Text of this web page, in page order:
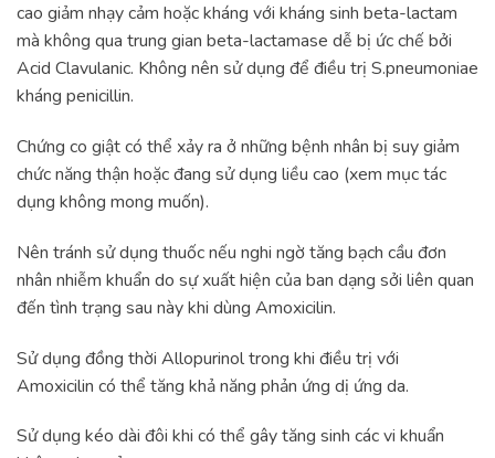
cao giảm nhạy cảm hoặc kháng với kháng sinh beta-lactam
mà không qua trung gian beta-lactamase dễ bị ức chế bởi
Acid Clavulanic. Không nên sử dụng để điều trị S.pneumoniae
kháng penicillin.
Chứng co giật có thể xảy ra ở những bệnh nhân bị suy giảm
chức năng thận hoặc đang sử dụng liều cao (xem mục tác
dụng không mong muốn).
Nên tránh sử dụng thuốc nếu nghi ngờ tăng bạch cầu đơn
nhân nhiễm khuẩn do sự xuất hiện của ban dạng sởi liên quan
đến tình trạng sau này khi dùng Amoxicilin.
Sử dụng đồng thời Allopurinol trong khi điều trị với
Amoxicilin có thể tăng khả năng phản ứng dị ứng da.
Sử dụng kéo dài đôi khi có thể gây tăng sinh các vi khuẩn